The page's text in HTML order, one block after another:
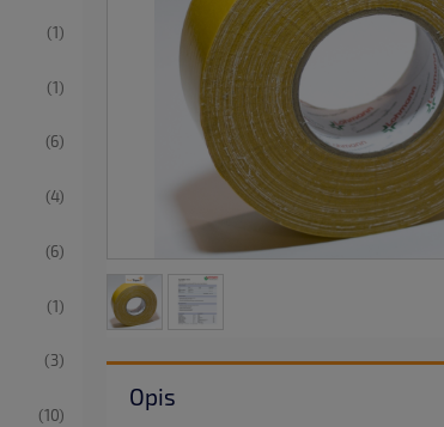
(1)
(1)
(6)
(4)
(6)
(1)
(3)
(10)
Opis